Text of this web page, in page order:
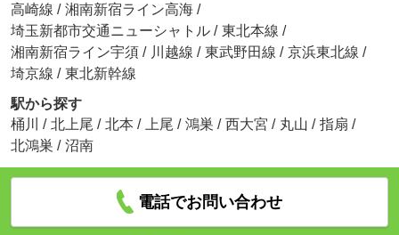
高崎線 / 湘南新宿ライン高海 /
埼玉新都市交通ニューシャトル / 東北本線 /
湘南新宿ライン宇須 / 川越線 / 東武野田線 / 京浜東北線 /
埼京線 / 東北新幹線
駅から探す
桶川
/ 北上尾 / 北本 / 上尾 / 鴻巣 / 西大宮 / 丸山 / 指扇 /
北鴻巣 / 沼南
電話でお問い合わせ